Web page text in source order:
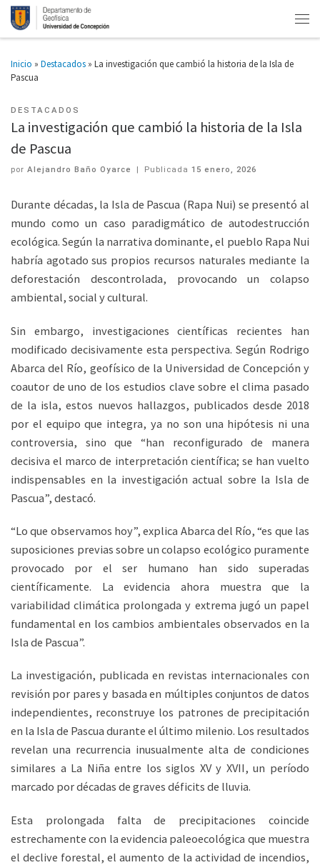
Inicio » Destacados » La investigación que cambió la historia de la Isla de
Pascua
DESTACADOS
La investigación que cambió la historia de la Isla
de Pascua
por Alejandro Baño Oyarce | Publicada15 enero, 2026
Durante décadas, la Isla de Pascua (Rapa Nui) se presentó al
mundo como un caso paradigmático de autodestrucción
ecológica. Según la narrativa dominante, el pueblo Rapa Nui
habría agotado sus propios recursos naturales mediante la
deforestación descontrolada, provocando un colapso
ambiental, social y cultural.
Sin embargo, investigaciones científicas recientes han
modificado decisivamente esta perspectiva. Según Rodrigo
Abarca del Río, geofísico de la Universidad de Concepción y
coautor de uno de los estudios clave sobre el clima pasado
de la isla, estos nuevos hallazgos, publicados desde 2018
por el equipo que integra, ya no son una hipótesis ni una
controversia, sino que “han reconfigurado de manera
decisiva el marco de interpretación científica; se han vuelto
indispensables en la investigación actual sobre la Isla de
Pascua”, destacó.
“Lo que observamos hoy”, explica Abarca del Río, “es que las
suposiciones previas sobre un colapso ecológico puramente
provocado por el ser humano han sido superadas
científicamente. La evidencia ahora muestra que la
variabilidad climática prolongada y extrema jugó un papel
fundamental en los cambios ambientales observados en la
Isla de Pascua”.
La investigación, publicada en revistas internacionales con
revisión por pares y basada en múltiples conjuntos de datos
independientes, reconstruye los patrones de precipitación
en la Isla de Pascua durante el último milenio. Los resultados
revelan una recurrencia inusualmente alta de condiciones
similares a La Niña entre los siglos XV y XVII, un período
marcado por décadas de graves déficits de lluvia.
Esta prolongada falta de precipitaciones coincide
estrechamente con la evidencia paleoecológica que muestra
el declive forestal, el aumento de la actividad de incendios,